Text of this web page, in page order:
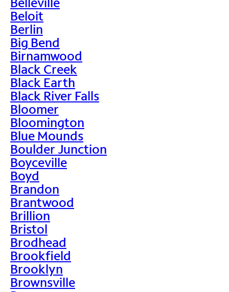
Beloit
Berlin
Big Bend
Birnamwood
Black Creek
Black Earth
Black River Falls
Bloomer
Bloomington
Blue Mounds
Boulder Junction
Boyceville
Boyd
Brandon
Brantwood
Brillion
Bristol
Brodhead
Brookfield
Brooklyn
Brownsville